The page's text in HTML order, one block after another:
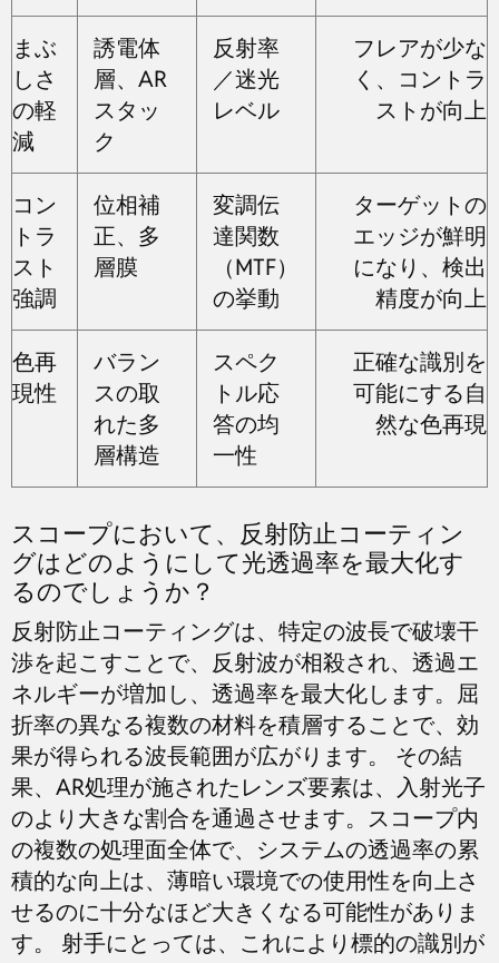
まぶ
しさ
の軽
減
誘電体
層、AR
スタッ
ク
反射率
／迷光
レベル
フレアが少な
く、コントラ
ストが向上
コン
トラ
スト
強調
位相補
正、多
層膜
変調伝
達関数
（MTF）
の挙動
ターゲットの
エッジが鮮明
になり、検出
精度が向上
色再
現性
バラン
スの取
れた多
層構造
スペク
トル応
答の均
一性
正確な識別を
可能にする自
然な色再現
スコープにおいて、反射防止コーティン
グはどのようにして光透過率を最大化す
るのでしょうか？
反射防止コーティングは、特定の波長で破壊干
渉を起こすことで、反射波が相殺され、透過エ
ネルギーが増加し、透過率を最大化します。屈
折率の異なる複数の材料を積層することで、効
果が得られる波長範囲が広がります。 その結
果、AR処理が施されたレンズ要素は、入射光子
のより大きな割合を通過させます。スコープ内
の複数の処理面全体で、システムの透過率の累
積的な向上は、薄暗い環境での使用性を向上さ
せるのに十分なほど大きくなる可能性がありま
す。 射手にとっては、これにより標的の識別が